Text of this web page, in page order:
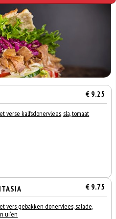
€ 9.25
verse kalfsdonervlees, sla, tomaat
€ 9.75
vers gebakken donervlees, salade,
ui'en